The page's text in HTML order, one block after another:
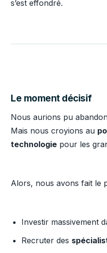
s’est effondré.
Le moment décisif
Nous aurions pu
Mais nous croyions au
technologie pour les
Alors, nous avons fait le
Investir massivement
Recruter des